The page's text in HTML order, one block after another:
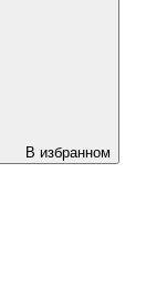
В избранном